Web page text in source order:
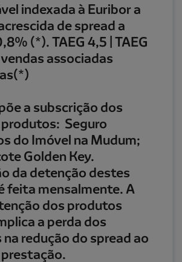
indexada à Euribor a
de spread a
(*). TAEG 4,5 | TAEG
associadas
a subscrição dos
Seguro
do Imóvel na Mudum;
Golden Key.
da detenção destes
feita mensalmente. A
dos produtos
a perda dos
redução do spread ao